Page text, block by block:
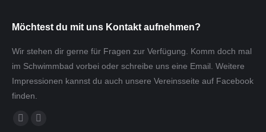
Möchtest du mit uns Kontakt aufnehmen?
Wir stehen dir gerne für Fragen zur Verfügung. Komm doch mal
im Schwimmbad vorbei oder schreibe uns eine Email. Weitere
Impressionen kannst du auch unsere Vereinsseite auf Facebook
finden.
Finden Sie uns auf: